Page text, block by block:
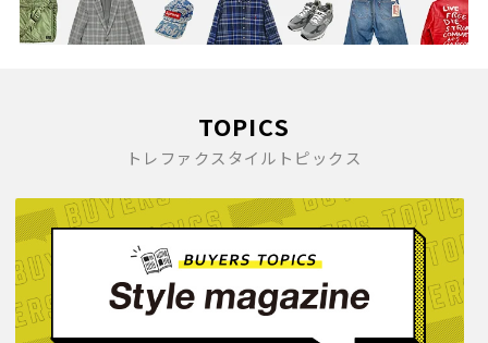
TOPICS
トレファクスタイルトピックス